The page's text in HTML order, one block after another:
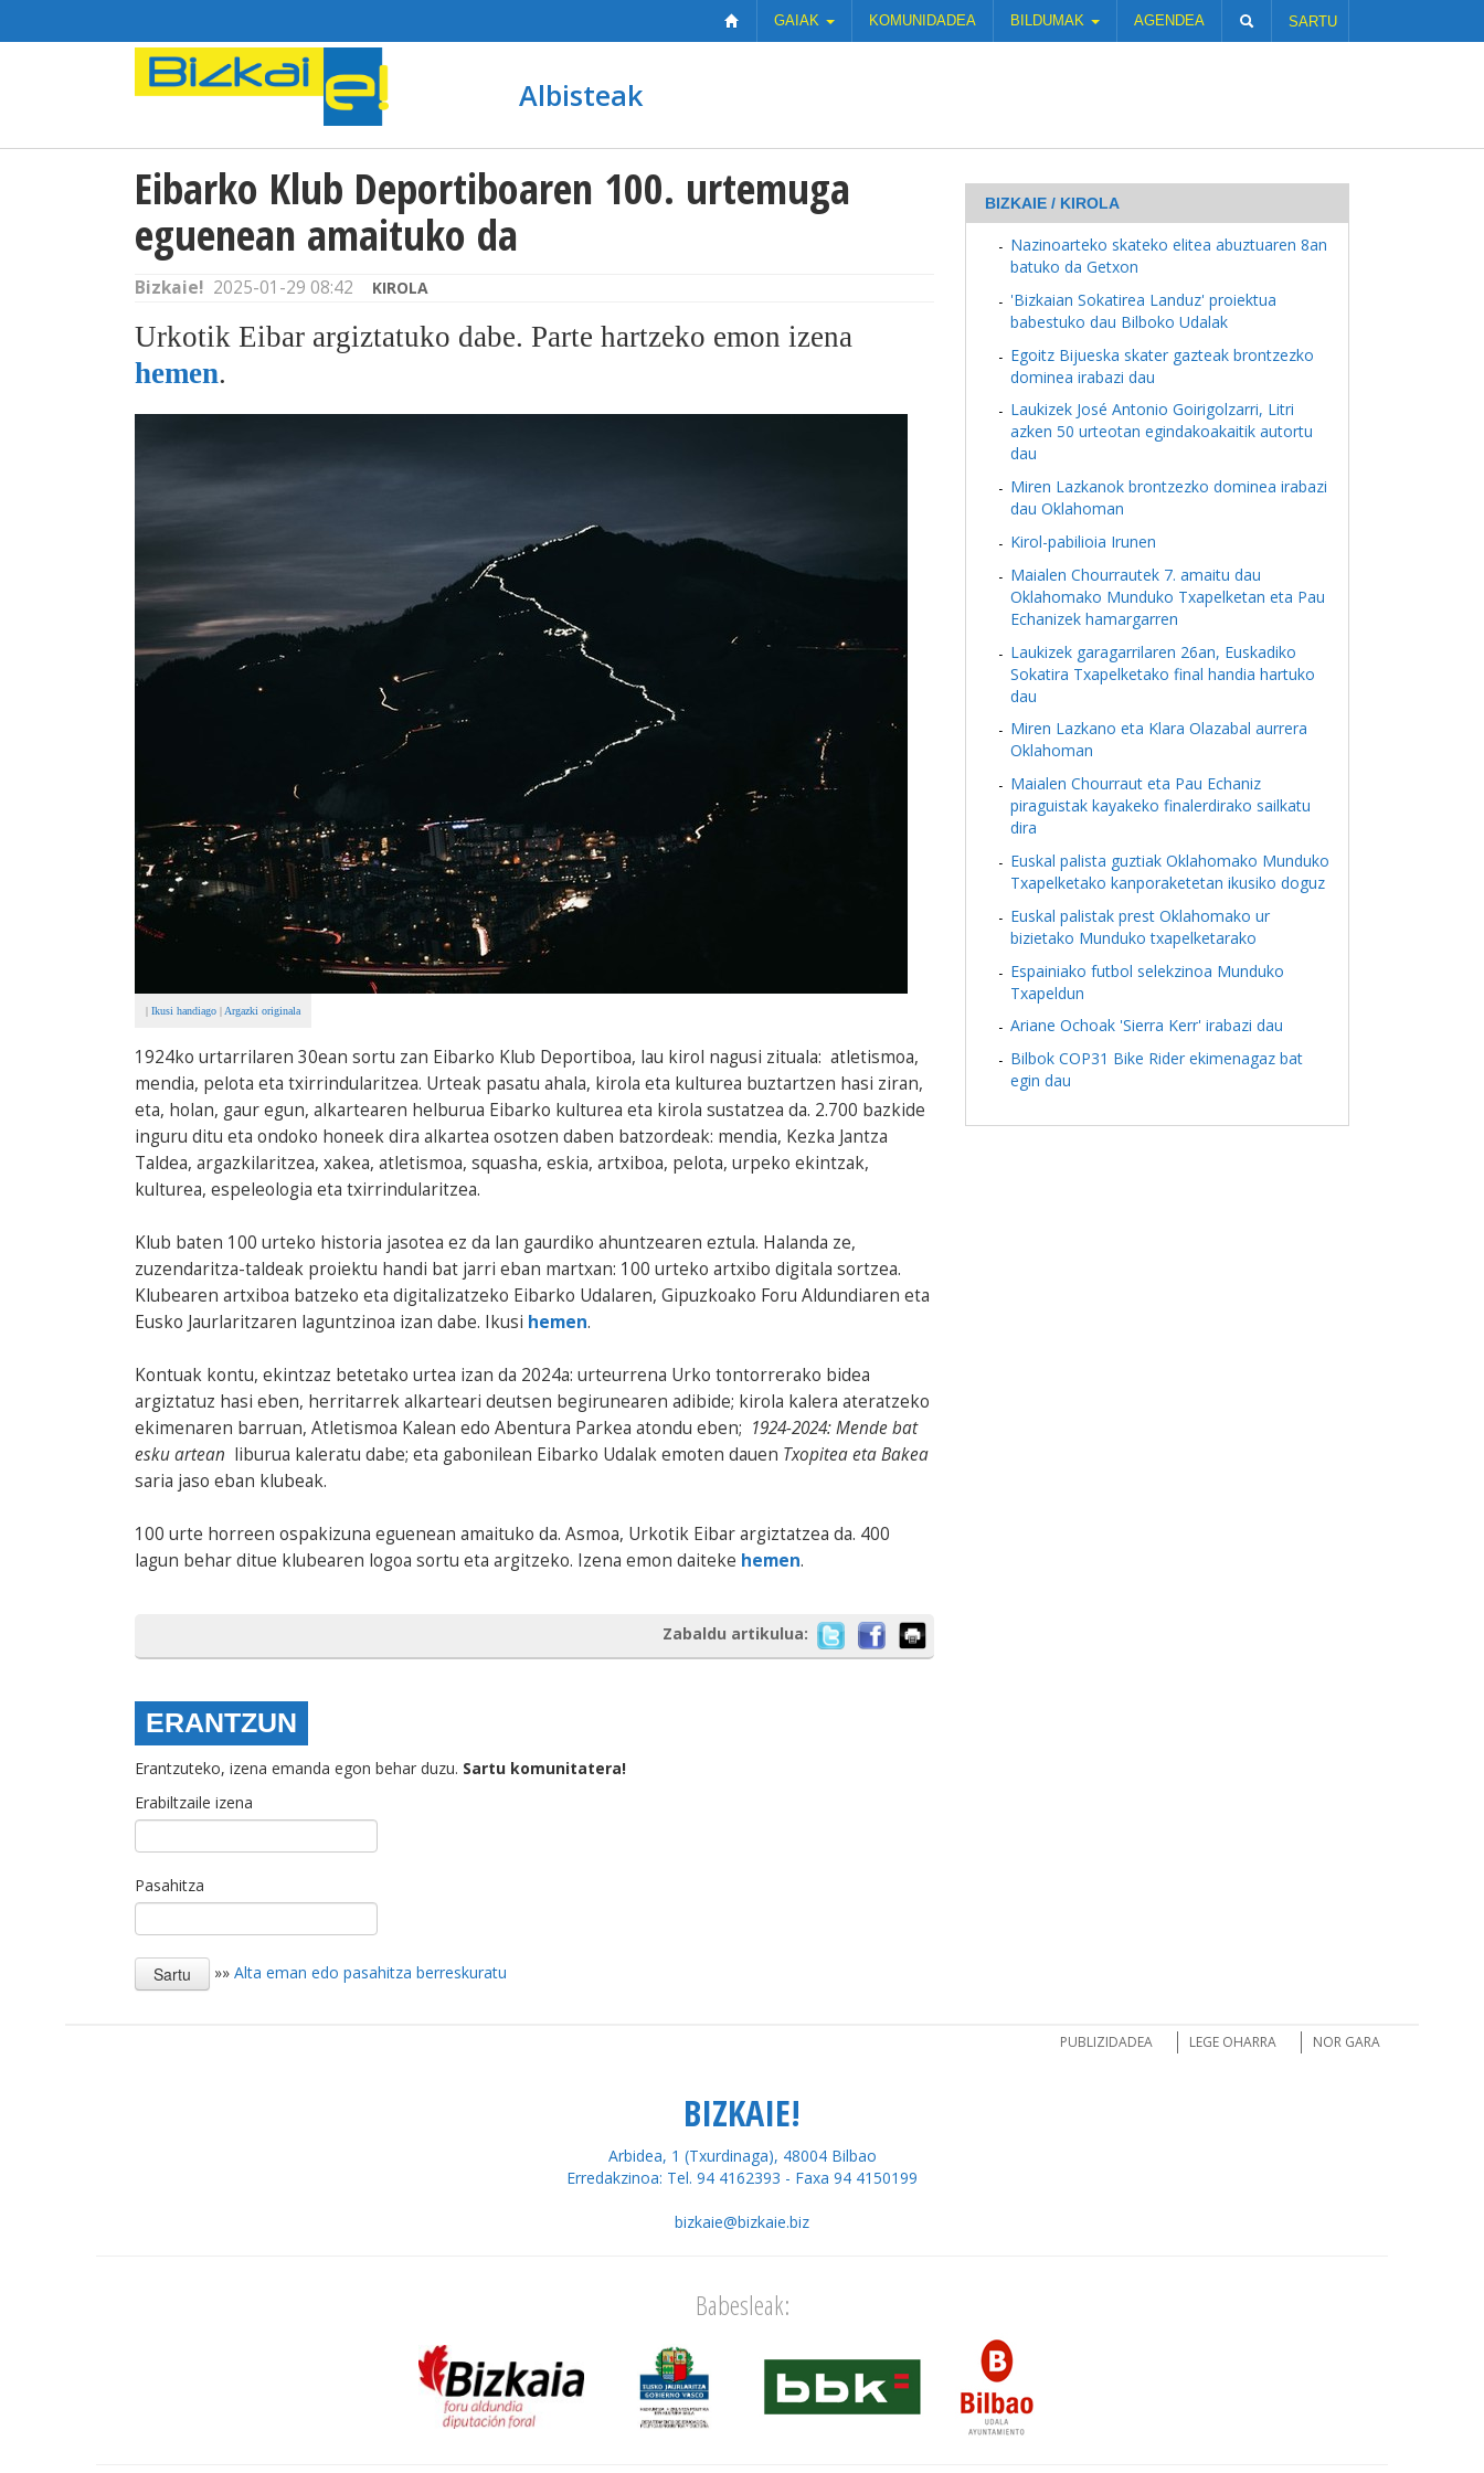
GAIAK KOMUNIDADEA BILDUMAK AGENDEA SARTU
Albisteak
Eibarko Klub Deportiboaren 100. urtemuga
eguenean amaituko da
Bizkaie! 2025-01-29 08:42 KIROLA
Urkotik Eibar argiztatuko dabe. Parte hartzeko emon izena
hemen.
| Ikusi handiago | Argazki originala
1924ko urtarrilaren 30ean sortu zan Eibarko Klub Deportiboa, lau kirol nagusi zituala: atletismoa,
mendia, pelota eta txirrindularitzea. Urteak pasatu ahala, kirola eta kulturea buztartzen hasi ziran,
eta, holan, gaur egun, alkartearen helburua Eibarko kulturea eta kirola sustatzea da. 2.700 bazkide
inguru ditu eta ondoko honeek dira alkartea osotzen daben batzordeak: mendia, Kezka Jantza
Taldea, argazkilaritzea, xakea, atletismoa, squasha, eskia, artxiboa, pelota, urpeko ekintzak,
kulturea, espeleologia eta txirrindularitzea.
Klub baten 100 urteko historia jasotea ez da lan gaurdiko ahuntzearen eztula. Halanda ze,
zuzendaritza-taldeak proiektu handi bat jarri eban martxan: 100 urteko artxibo digitala sortzea.
Klubearen artxiboa batzeko eta digitalizatzeko Eibarko Udalaren, Gipuzkoako Foru Aldundiaren eta
Eusko Jaurlaritzaren laguntzinoa izan dabe. Ikusi hemen.
Kontuak kontu, ekintzaz betetako urtea izan da 2024a: urteurrena Urko tontorrerako bidea
argiztatuz hasi eben, herritarrek alkarteari deutsen begirunearen adibide; kirola kalera ateratzeko
ekimenaren barruan, Atletismoa Kalean edo Abentura Parkea atondu eben; 1924-2024: Mende bat
esku artean liburua kaleratu dabe; eta gabonilean Eibarko Udalak emoten dauen Txopitea eta Bakea
saria jaso eban klubeak.
100 urte horreen ospakizuna eguenean amaituko da. Asmoa, Urkotik Eibar argiztatzea da. 400
lagun behar ditue klubearen logoa sortu eta argitzeko. Izena emon daiteke hemen.
Zabaldu artikulua:
ERANTZUN
Erantzuteko, izena emanda egon behar duzu. Sartu komunitatera!
Erabiltzaile izena
Pasahitza
»» Alta eman edo pasahitza berreskuratu
BIZKAIE / KIROLA
Nazinoarteko skateko elitea abuztuaren 8an
batuko da Getxon
'Bizkaian Sokatirea Landuz' proiektua
babestuko dau Bilboko Udalak
Egoitz Bijueska skater gazteak brontzezko
dominea irabazi dau
Laukizek José Antonio Goirigolzarri, Litri
azken 50 urteotan egindakoakaitik autortu
dau
Miren Lazkanok brontzezko dominea irabazi
dau Oklahoman
Kirol-pabilioia Irunen
Maialen Chourrautek 7. amaitu dau
Oklahomako Munduko Txapelketan eta Pau
Echanizek hamargarren
Laukizek garagarrilaren 26an, Euskadiko
Sokatira Txapelketako final handia hartuko
dau
Miren Lazkano eta Klara Olazabal aurrera
Oklahoman
Maialen Chourraut eta Pau Echaniz
piraguistak kayakeko finalerdirako sailkatu
dira
Euskal palista guztiak Oklahomako Munduko
Txapelketako kanporaketetan ikusiko doguz
Euskal palistak prest Oklahomako ur
bizietako Munduko txapelketarako
Espainiako futbol selekzinoa Munduko
Txapeldun
Ariane Ochoak 'Sierra Kerr' irabazi dau
Bilbok COP31 Bike Rider ekimenagaz bat
egin dau
NOR GARA
LEGE OHARRA
PUBLIZIDADEA
BIZKAIE!
Arbidea, 1 (Txurdinaga), 48004 Bilbao
Erredakzinoa: Tel. 94 4162393 - Faxa 94 4150199
bizkaie@bizkaie.biz
Babesleak: